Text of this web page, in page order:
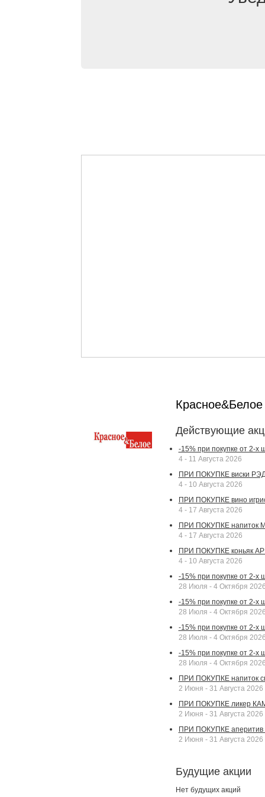
Действующие
-15% при покупке от 2-
4 - 11 Августа 2026
ПРИ ПОКУПКЕ виски
4 - 10 Августа 2026
ПРИ ПОКУПКЕ вино
4 - 17 Августа 2026
ПРИ ПОКУПКЕ напиток
4 - 17 Августа 2026
ПРИ ПОКУПКЕ коньяк
4 - 10 Августа 2026
-15% при покупке от 2-х
28 Июля - 4 Октября
-15% при покупке от 2-х
28 Июля - 4 Октября
-15% при покупке от 2-х
28 Июля - 4 Октября
-15% при покупке от 2-х
28 Июля - 4 Октября
ПРИ ПОКУПКЕ напиток
2 Июня - 31 Августа 2026
ПРИ ПОКУПКЕ ликер
2 Июня - 31 Августа 2026
ПРИ ПОКУПКЕ аперитив
2 Июня - 31 Августа 2026
Будущие акции
Нет будущих акций